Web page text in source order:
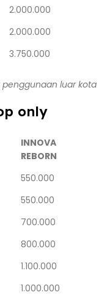
2.000.000
2.000.000
3.750.000
luar kota
only
INNOVA
REBORN
550.000
550.000
700.000
800.000
1.100.000
1.000.000